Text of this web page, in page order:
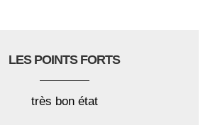
LES POINTS FORTS
très bon état